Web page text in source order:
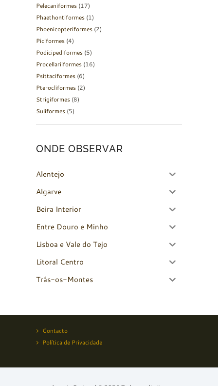
Pelecaniformes (17)
Phaethontiformes (1)
Phoenicopteriformes (2)
Piciformes (4)
Podicipediformes (5)
Procellariiformes (16)
Psittaciformes (6)
Pterocliformes (2)
Strigiformes (8)
Suliformes (5)
ONDE OBSERVAR
Alentejo
Algarve
Beira Interior
Entre Douro e Minho
Lisboa e Vale do Tejo
Litoral Centro
Trás-os-Montes
Contacto
Política de Privacidade